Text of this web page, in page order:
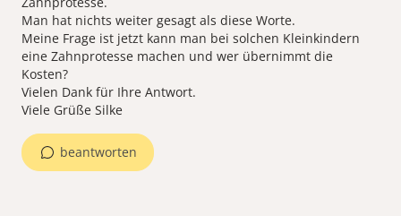
Man hat nichts weiter gesagt als diese Worte.
Meine Frage ist jetzt kann man bei solchen Kleinkindern
eine Zahnprotesse machen und wer übernimmt die
Kosten?
Vielen Dank für Ihre Antwort.
Viele Grüße Silke
beantworten